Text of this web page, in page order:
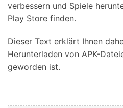
verbessern und Spiele
Play Store finden.
Dieser Text erklärt Ihnen
Herunterladen von APK-
geworden ist.